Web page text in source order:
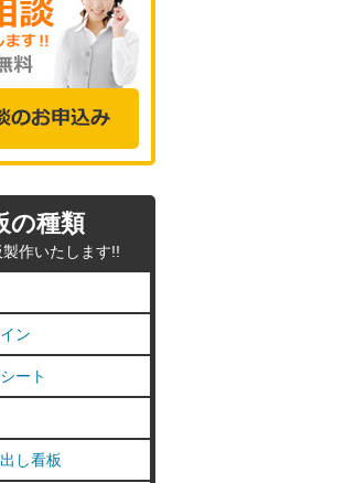
の種類
作いたします!!
ン
ート
し看板